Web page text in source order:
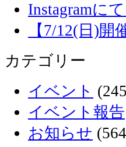
Instagramに
【7/12(日)
カテゴリー
イベント
イベント報告
お知らせ